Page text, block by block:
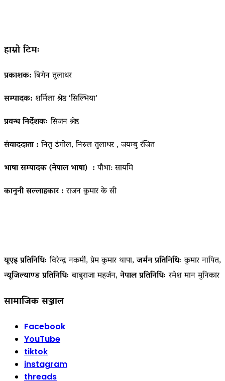
हाम्रो टिमः
प्रकाशक:बिगेन तुलाधर
सम्पादक: शर्मिला श्रेष्ठ ‘सिल्भिया’
प्रवन्ध निर्देशकःसिजन श्रेष्ठ
संवाददाता :नितु डंगोल, निरुल तुलाधर , जयम्बु रंजित
भाषा सम्पादक (नेपाल भाषा) :पौभा: सायमि
कानुनी सल्लाहकार :राजन कुमार के सी
यूएइ प्रतिनिधिः विरेन्द्र नकर्मी, प्रेम कुमार थापा,जर्मन प्रतिनिधिः कुमार नापित,
न्यूजिल्याण्ड प्रतिनिधिः बाबुराजा महर्जन,नेपाल प्रतिनिधिः रमेश मान मुनिकार
सामाजिक सञ्जाल
Facebook
YouTube
tiktok
instagram
threads